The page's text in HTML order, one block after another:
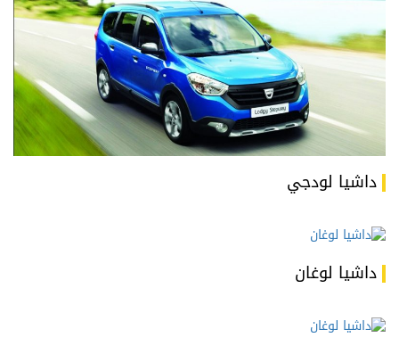
داشيا لودجي
داشيا لوغان